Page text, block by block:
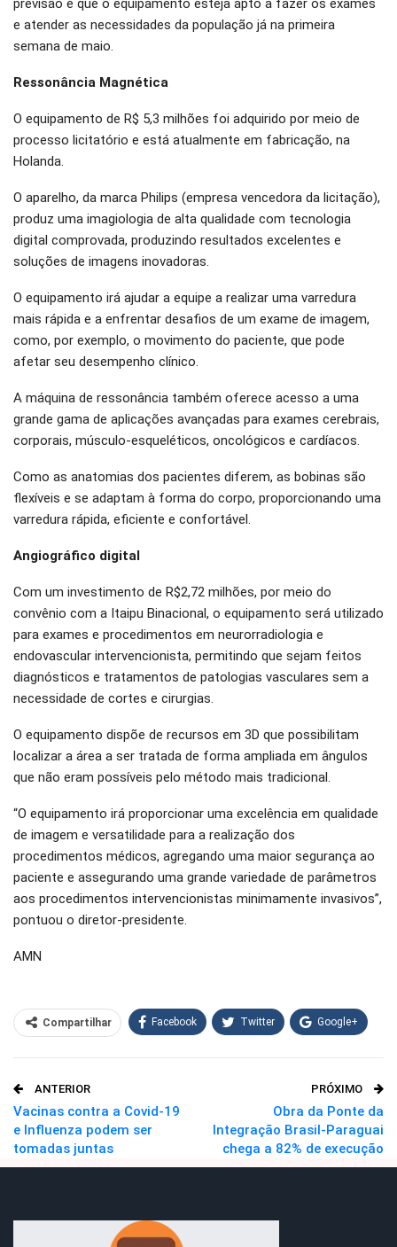
e atender as necessidades da população já na primeira
semana de maio.
Ressonância Magnética
O equipamento de R$ 5,3 milhões foi adquirido por meio de
processo licitatório e está atualmente em fabricação, na
Holanda.
O aparelho, da marca Philips (empresa vencedora da licitação),
produz uma imagiologia de alta qualidade com tecnologia
digital comprovada, produzindo resultados excelentes e
soluções de imagens inovadoras.
O equipamento irá ajudar a equipe a realizar uma varredura
mais rápida e a enfrentar desafios de um exame de imagem,
como, por exemplo, o movimento do paciente, que pode
afetar seu desempenho clínico.
A máquina de ressonância também oferece acesso a uma
grande gama de aplicações avançadas para exames cerebrais,
corporais, músculo-esqueléticos, oncológicos e cardíacos.
Como as anatomias dos pacientes diferem, as bobinas são
flexíveis e se adaptam à forma do corpo, proporcionando uma
varredura rápida, eficiente e confortável.
Angiográfico digital
Com um investimento de R$2,72 milhões, por meio do
convênio com a Itaipu Binacional, o equipamento será utilizado
para exames e procedimentos em neurorradiologia e
endovascular intervencionista, permitindo que sejam feitos
diagnósticos e tratamentos de patologias vasculares sem a
necessidade de cortes e cirurgias.
O equipamento dispõe de recursos em 3D que possibilitam
localizar a área a ser tratada de forma ampliada em ângulos
que não eram possíveis pelo método mais tradicional.
“O equipamento irá proporcionar uma excelência em qualidade
de imagem e versatilidade para a realização dos
procedimentos médicos, agregando uma maior segurança ao
paciente e assegurando uma grande variedade de parâmetros
aos procedimentos intervencionistas minimamente invasivos”,
pontuou o diretor-presidente.
AMN
Compartilhar Facebook Twitter Google+
O email
ANTERIOR
Vacinas contra a Covid-19
e Influenza podem ser
tomadas juntas
PRÓXIMO
Obra da Ponte da
Integração Brasil-Paraguai
chega a 82% de execução